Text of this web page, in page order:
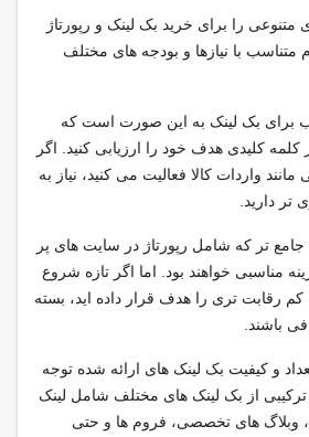
متنوعی را برای خرید بک لینک و رپورتاژ
متناسب با نیازها و بودجه های مختلف
برای بک لینک به این صورت است که
کلمه کلیدی هدف خود را ارزیابی کنید. اگر
واردات کالا فعالیت می کنید، نیاز به
تر دارید.
تر که شامل رپورتاژ در سایت های پر
مناسبی خواهند بود. اما اگر تازه شروع
کم رقابت تری را هدف قرار داده اید، بسته
باشند.
و کیفیت بک لینک های ارائه شده توجه
از بک لینک های مختلف شامل لینک
وبلاگ های تخصصی، فروم ها و حتی